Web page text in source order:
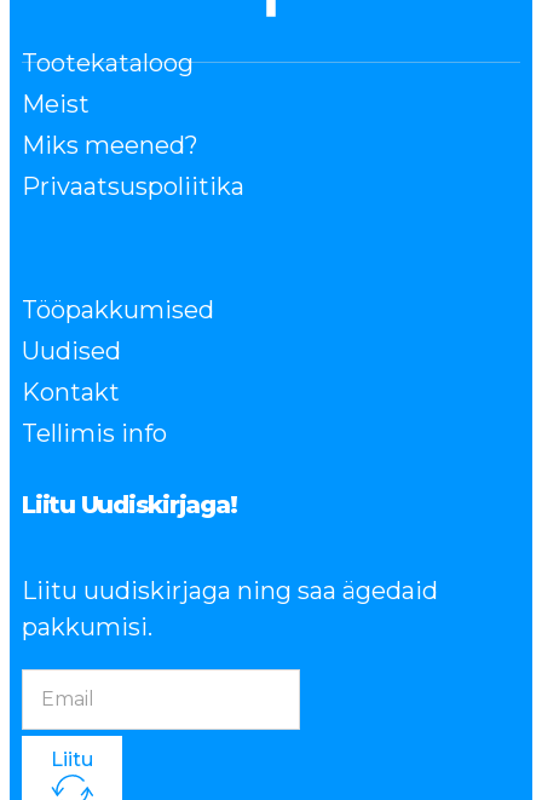
Tootekataloog
Meist
Miks meened?
Privaatsuspoliitika
Tööpakkumised
Uudised
Kontakt
Tellimis info
Liitu Uudiskirjaga!
Liitu uudiskirjaga ning saa ägedaid
pakkumisi.
Liitu